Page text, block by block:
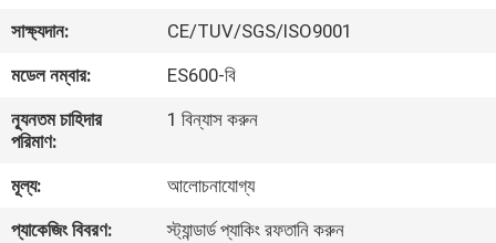
VR
প্রদর্শন
আমাদের
সম্পর্কে
সাক্ষ্যদান:
CE/TUV/SGS/ISO9001
মডেল নম্বার:
ES600-বি
ন্যূনতম চাহিদার
পরিমাণ:
1 বিন্যাস করুন
মূল্য:
আলোচনাযোগ্য
প্যাকেজিং বিবরণ:
স্ট্যান্ডার্ড প্যাকিং রফতানি করুন